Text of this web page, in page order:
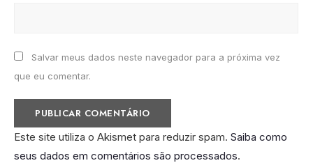
Salvar meus dados neste navegador para a próxima vez
que eu comentar.
Este site utiliza o Akismet para reduzir spam. Saiba como
seus dados em comentários são processados.